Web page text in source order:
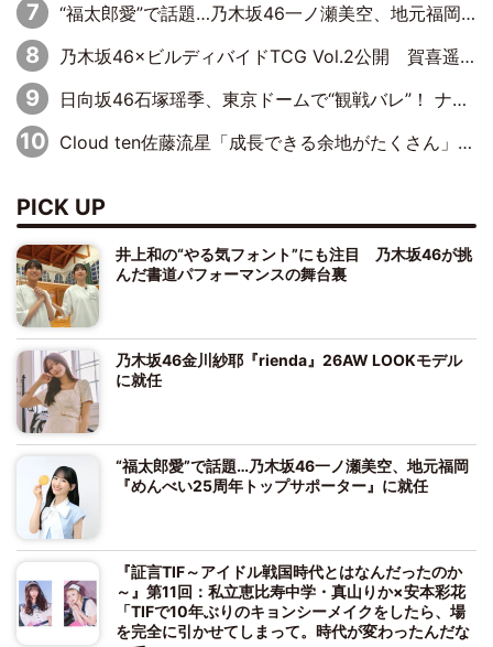
“福太郎愛”で話題…乃木坂46一ノ瀬美空、地元福岡『めんべい25周年トップサポーター』に就任
乃木坂46×ビルディバイドTCG Vol.2公開 賀喜遥香＆田村真佑が『京まふ』ステージに登壇
日向坂46石塚瑶季、東京ドームで“観戦バレ”！ ナイツ・塙も認めた「巨人に詳しすぎるアイドル」は元VENUSスクール生で杉内コーチ推し⁉
Cloud ten佐藤流星「成長できる余地がたくさん」、本田高優「何度見ても飽きない公演に」
PICK UP
井上和の“やる気フォント”にも注目 乃木坂46が挑
んだ書道パフォーマンスの舞台裏
乃木坂46金川紗耶『rienda』26AW LOOKモデル
に就任
“福太郎愛”で話題…乃木坂46一ノ瀬美空、地元福岡
『めんべい25周年トップサポーター』に就任
『証言TIF～アイドル戦国時代とはなんだったのか
～』第11回：私立恵比寿中学・真山りか×安本彩花
「TIFで10年ぶりのキョンシーメイクをしたら、場
を完全に引かせてしまって。時代が変わったんだな